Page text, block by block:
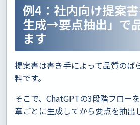
例4：社内向け提案書
生成→要点抽出」で
ます
提案書は書き手によって品質のば
料です。
そこで、ChatGPTの3段階フロー
章ごとに生成してから要点を抽出